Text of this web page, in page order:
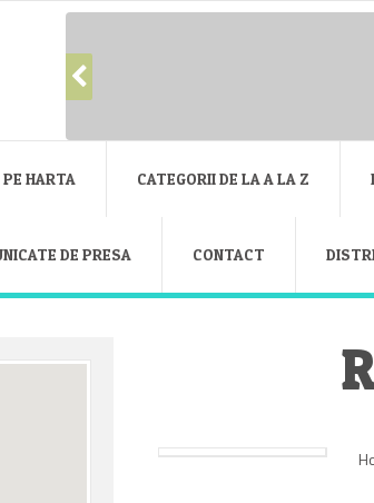
HARTA CATEGORII DE LA A LA Z
DE PRESA CONTACT